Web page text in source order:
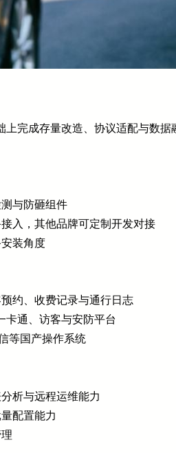
上完成存量改造、协议适配与数
与防砸组件
入，其他品牌可定制开发对接
装角度
约、收费记录与通行日志
卡通、访客与安防平台
等国产操作系统
析与远程运维能力
配置能力